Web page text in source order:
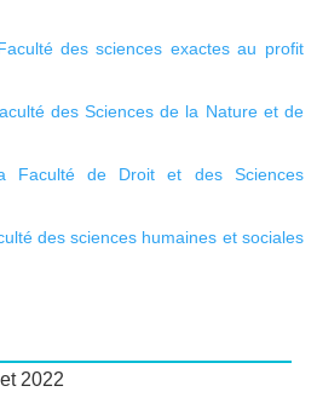
des sciences exactes au profit
des Sciences de la Nature et de
Faculté de Droit et des Sciences
des sciences humaines et sociales
2022